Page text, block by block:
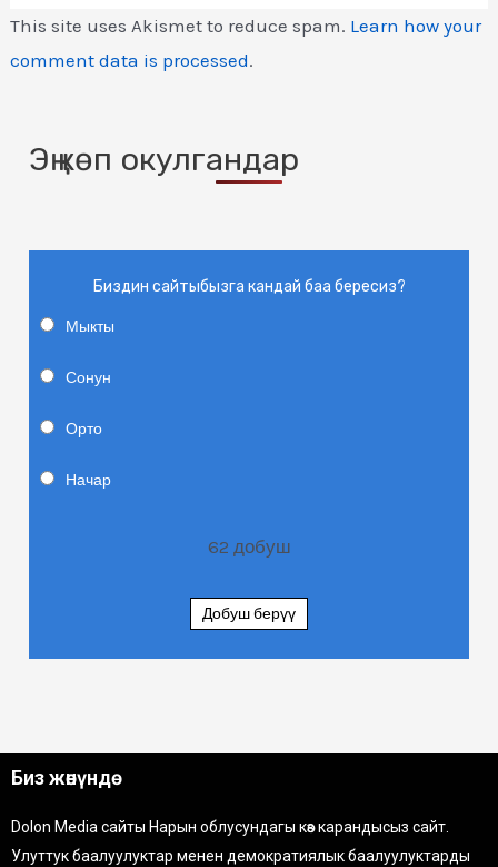
This site uses Akismet to reduce spam. Learn how your
comment data is processed.
Эң көп окулгандар
Биздин сайтыбызга кандай баа бересиз?
Мыкты
Сонун
Орто
Начар
62 добуш
Добуш берүү
Биз жөнүндө
Dolon Media сайты Нарын облусундагы көз карандысыз сайт.
Улуттук баалуулуктар менен демократиялык баалуулуктарды